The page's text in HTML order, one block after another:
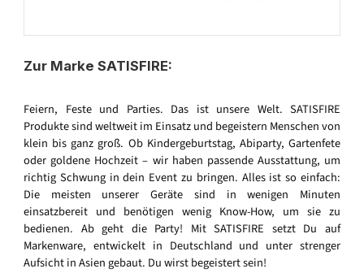
Zur Marke SATISFIRE:
Feiern, Feste und Parties. Das ist unsere Welt. SATISFIRE
Produkte sind weltweit im Einsatz und begeistern Menschen von
klein bis ganz groß. Ob Kindergeburtstag, Abiparty, Gartenfete
oder goldene Hochzeit – wir haben passende Ausstattung, um
richtig Schwung in dein Event zu bringen. Alles ist so einfach:
Die meisten unserer Geräte sind in wenigen Minuten
einsatzbereit und benötigen wenig Know-How, um sie zu
bedienen. Ab geht die Party! Mit SATISFIRE setzt Du auf
Markenware, entwickelt in Deutschland und unter strenger
Aufsicht in Asien gebaut. Du wirst begeistert sein!